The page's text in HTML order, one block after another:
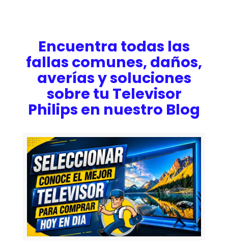
Encuentra todas las
fallas comunes, daños,
averías y soluciones
sobre tu Televisor
Philips en nuestro Blog